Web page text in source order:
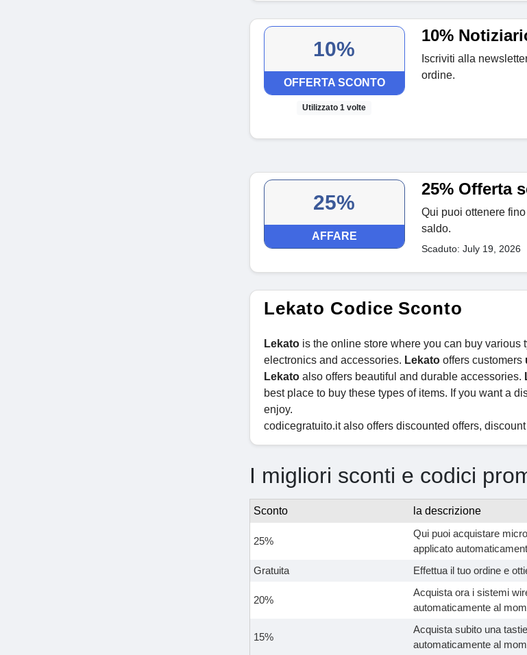
10%
OFFERTA SCONTO
Utilizzato 1 volte
10%
Iscriviti alla
ordine.
25%
AFFARE
25% Offerta
Qui puoi ottenere
saldo.
Scaduto: July 19, 2026
Lekato Codice Sconto
Lekato is the online store where you can buy various
electronics and accessories. Lekato offers customers
Lekato also offers beautiful and durable accessories.
best place to buy these types of items. If you want a
enjoy.
codicegratuito.it also offers discounted offers,
I migliori sconti e codici
Sconto la descrizione
25%
Qui puoi acquistare
applicato
Gratuita Effettua il tuo ordine e
20%
Acquista ora i sistemi
automaticamente al
15%
Acquista subito una
automaticamente al